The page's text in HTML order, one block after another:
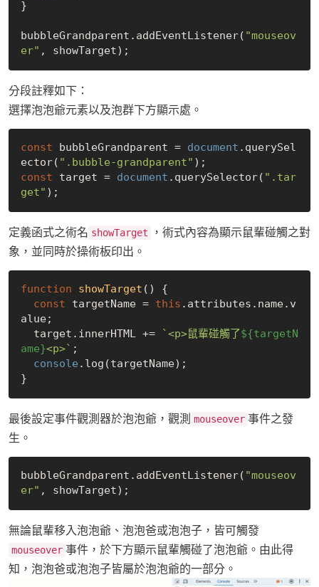
}
bubbleGrandparent.addEventListener( "mouseov
er"
分段註釋如下：
選擇泡泡爺元素以及泡群下方顯示處。
const bubbleGrandparent = document .querySel
ector( ".bubble-grandparent"
const target = document .querySelector( ".tar
get"
定義函式之術名 showTarget
，術式內容為顯示鼠輩碰觸之對
象，並同時於操術板印出。
function showTarget ( ) {
const targetName = this .attributes.name.v
alue;
  target.innerHTML +=
`<p>鼠輩碰觸了${targetN
ame}<p>` ;
console .log(targetName);
最後設定事件觀測器於泡泡爺，觀測 mouseover 事件之發
生。
bubbleGrandparent.addEventListener( "mouseov
er"
無論鼠輩移入泡泡爺、泡泡爸或泡泡子，皆可觸發
mouseover 事件，於下方顯示鼠輩觸碰了泡泡爺。由此得
知，泡泡爸或泡泡子皆屬於泡泡爺的一部分。